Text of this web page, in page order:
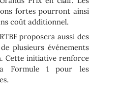
fortes pourront ainsi
coût additionnel.
proposera aussi des
plusieurs événements
Cette initiative renforce
Formule 1 pour les